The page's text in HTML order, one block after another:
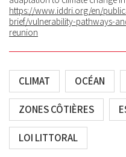
https://www.iddri.org/en/
brief/vulnerability-pathways-
reunion
CLIMAT OCÉAN
ZONES CÔTIÈRES
LOI LITTORAL